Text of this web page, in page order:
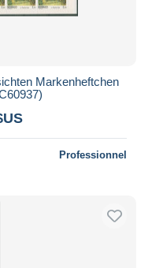
Markenheftchen
Professionnel